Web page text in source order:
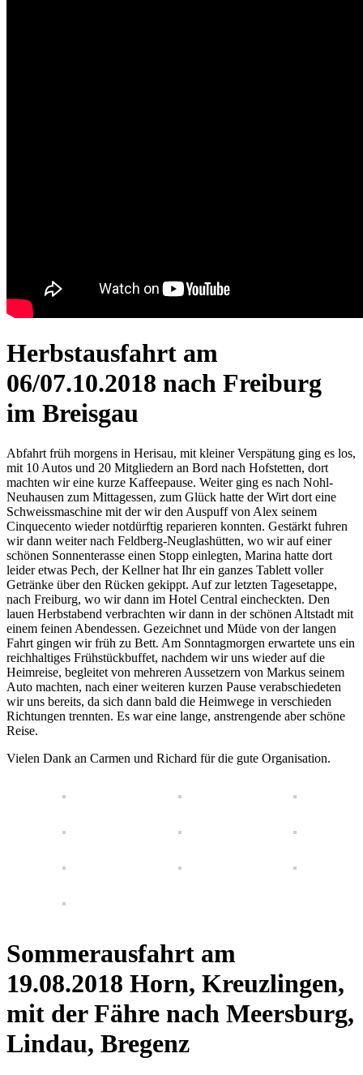
Herbstausfahrt am
06/07.10.2018 nach Freiburg
im Breisgau
Abfahrt früh morgens in Herisau, mit kleiner Verspätung ging es los,
mit 10 Autos und 20 Mitgliedern an Bord nach Hofstetten, dort
machten wir eine kurze Kaffeepause. Weiter ging es nach Nohl-
Neuhausen zum Mittagessen, zum Glück hatte der Wirt dort eine
Schweissmaschine mit der wir den Auspuff von Alex seinem
Cinquecento wieder notdürftig reparieren konnten. Gestärkt fuhren
wir dann weiter nach Feldberg-Neuglashütten, wo wir auf einer
schönen Sonnenterasse einen Stopp einlegten, Marina hatte dort
leider etwas Pech, der Kellner hat Ihr ein ganzes Tablett voller
Getränke über den Rücken gekippt. Auf zur letzten Tagesetappe,
nach Freiburg, wo wir dann im Hotel Central eincheckten. Den
lauen Herbstabend verbrachten wir dann in der schönen Altstadt mit
einem feinen Abendessen. Gezeichnet und Müde von der langen
Fahrt gingen wir früh zu Bett. Am Sonntagmorgen erwartete uns ein
reichhaltiges Frühstückbuffet, nachdem wir uns wieder auf die
Heimreise, begleitet von mehreren Aussetzern von Markus seinem
Auto machten, nach einer weiteren kurzen Pause verabschiedeten
wir uns bereits, da sich dann bald die Heimwege in verschieden
Richtungen trennten. Es war eine lange, anstrengende aber schöne
Reise.
Vielen Dank an Carmen und Richard für die gute Organisation.
Sommerausfahrt am
19.08.2018 Horn, Kreuzlingen,
mit der Fähre nach Meersburg,
Lindau, Bregenz